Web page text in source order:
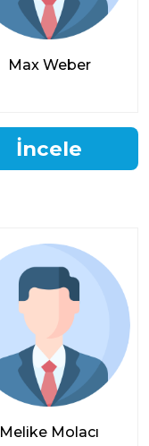
Max Weber
İncele
Melike Molacı